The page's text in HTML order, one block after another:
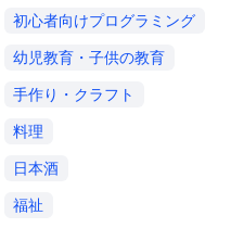
初心者向けプログラミング
幼児教育・子供の教育
手作り・クラフト
料理
日本酒
福祉